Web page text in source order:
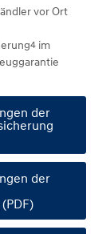
vor Ort
4 im
der
der